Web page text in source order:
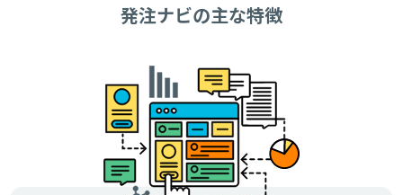
発注ナビの主な特徴